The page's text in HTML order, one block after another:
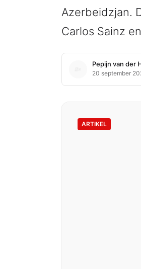
Azerbeidzjan.
Carlos Sainz
Pepijn van der
20 september
ARTIKEL